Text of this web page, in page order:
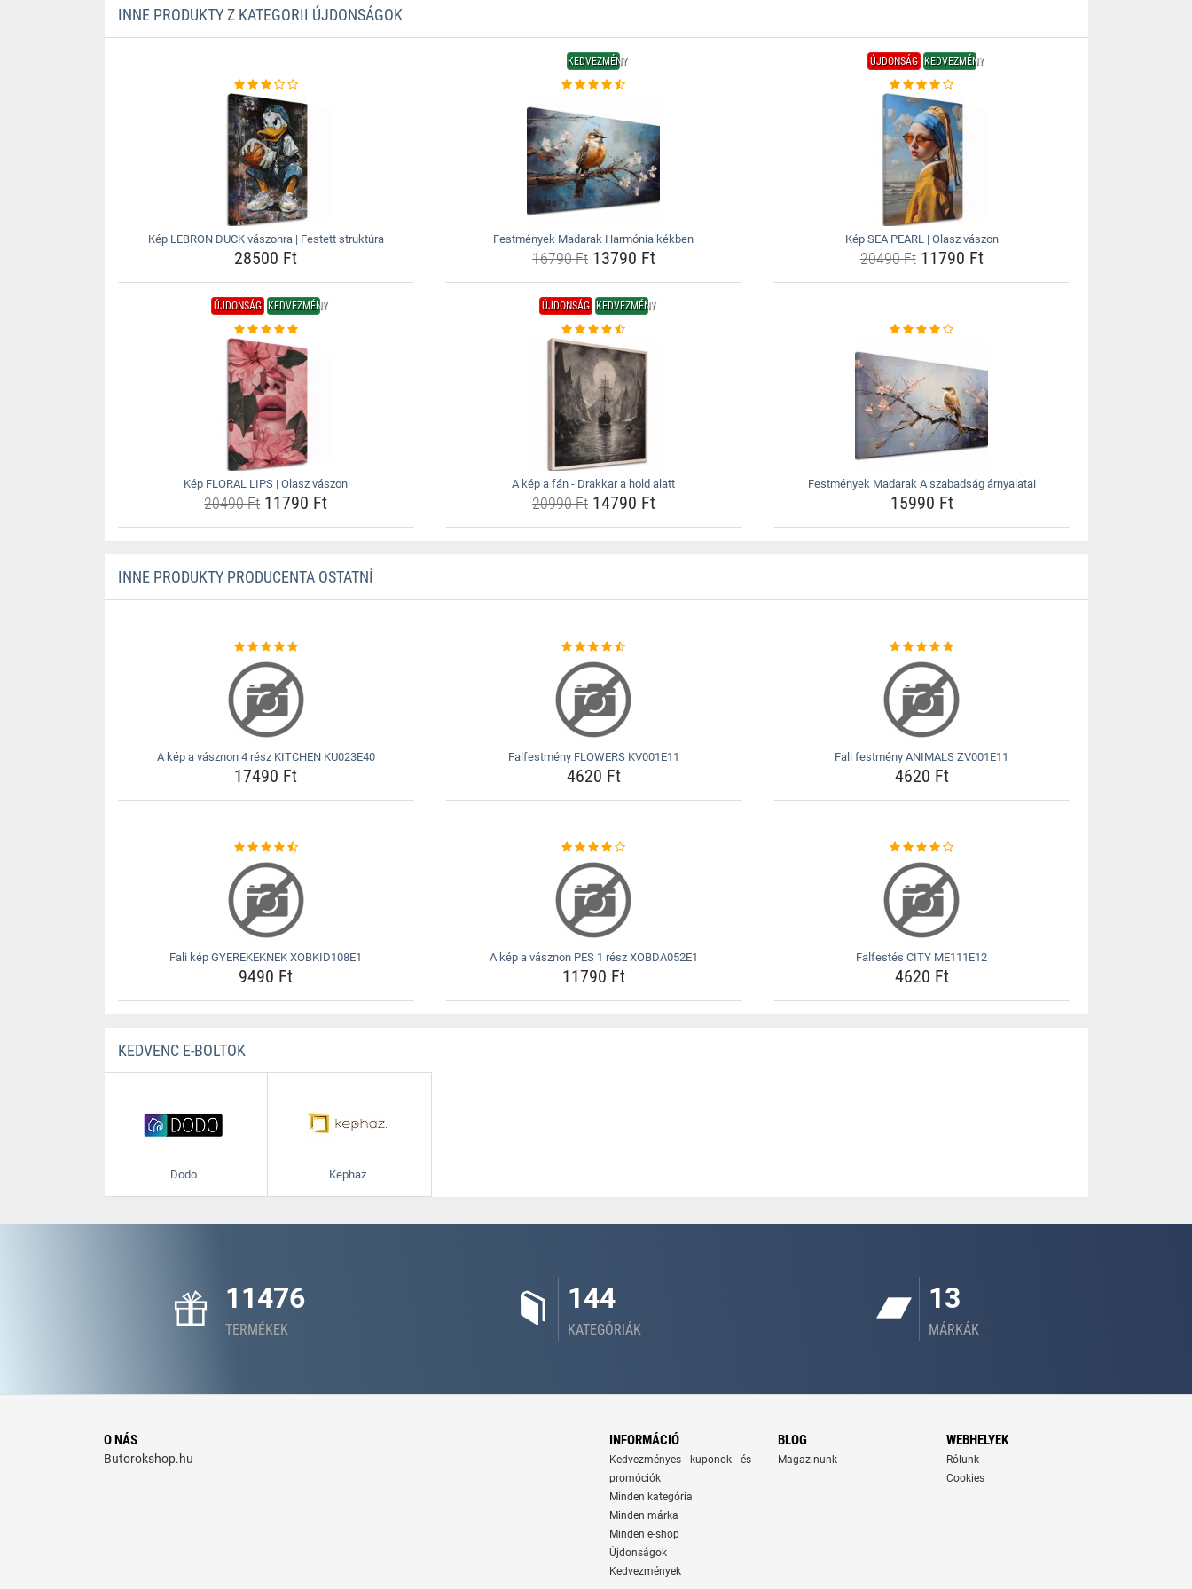
INNE PRODUKTY Z KATEGORII ÚJDONSÁGOK
Kép LEBRON DUCK vászonra | Festett struktúra
28500 Ft
KEDVEZMÉNY
Festmények Madarak Harmónia kékben
16790 Ft13790 Ft
ÚJDONSÁG KEDVEZMÉNY
Kép SEA PEARL | Olasz vászon
20490 Ft11790 Ft
ÚJDONSÁG KEDVEZMÉNY
Kép FLORAL LIPS | Olasz vászon
20490 Ft11790 Ft
ÚJDONSÁG KEDVEZMÉNY
A kép a fán - Drakkar a hold alatt
20990 Ft14790 Ft
Festmények Madarak A szabadság árnyalatai
15990 Ft
INNE PRODUKTY PRODUCENTA OSTATNÍ
A kép a vásznon 4 rész KITCHEN KU023E40
17490 Ft
Falfestmény FLOWERS KV001E11
4620 Ft
Fali festmény ANIMALS ZV001E11
4620 Ft
Fali kép GYEREKEKNEK XOBKID108E1
9490 Ft
A kép a vásznon PES 1 rész XOBDA052E1
11790 Ft
Falfestés CITY ME111E12
4620 Ft
KEDVENC E-BOLTOK
Dodo Kephaz
11476
TERMÉKEK
144
KATEGÓRIÁK
13
MÁRKÁK
O NÁS
Butorokshop.hu
INFORMÁCIÓ
Kedvezményes kuponok és
promóciók
Minden kategória
Minden márka
Minden e-shop
Újdonságok
Kedvezmények
BLOG
Magazinunk
WEBHELYEK
Rólunk
Cookies